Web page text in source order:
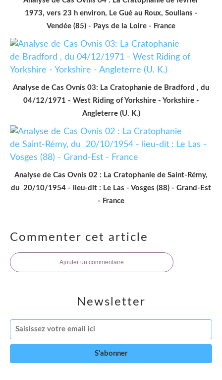
1973, vers 23 h environ, Le Gué au Roux, Soullans -
Vendée (85) - Pays de la Loire - France
Analyse de Cas Ovnis 03: La Cratophanie de Bradford , du
04/12/1971 - West Riding of Yorkshire - Yorkshire -
Angleterre (U. K.)
Analyse de Cas Ovnis 02 : La Cratophanie de Saint-Rémy,
du 20/10/1954 - lieu-dit : Le Las - Vosges (88) - Grand-Est
- France
Commenter cet article
Ajouter un commentaire
Newsletter